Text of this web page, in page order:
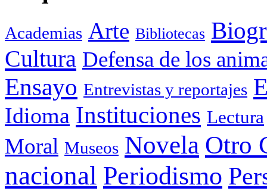
Academias Arte Bibliotecas
Cultura Defensa de los
Ensayo Entrevistas y reportajes
Idioma Instituciones Lectura
Moral Museos Novela Otro
nacional Periodismo